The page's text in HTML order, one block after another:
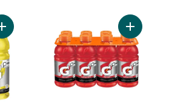
Ajouter Boisson sportive citron-lime au
Ajouter